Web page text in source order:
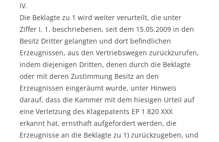
IV.
Die Beklagte zu 1 wird weiter verurteilt, die unter
Ziffer I. 1. beschriebenen, seit dem 15.05.2009 in den
Besitz Dritter gelangten und dort befindlichen
Erzeugnissen, aus den Vertriebswegen zurückzurufen,
indem diejenigen Dritten, denen durch die Beklagte
oder mit deren Zustimmung Besitz an den
Erzeugnissen eingeräumt wurde, unter Hinweis
darauf, dass die Kammer mit dem hiesigen Urteil auf
eine Verletzung des Klagepatents EP 1 820 XXX
erkannt hat, ernsthaft aufgefordert werden, die
Erzeugnisse an die Beklagte zu 1) zurückzugeben, und